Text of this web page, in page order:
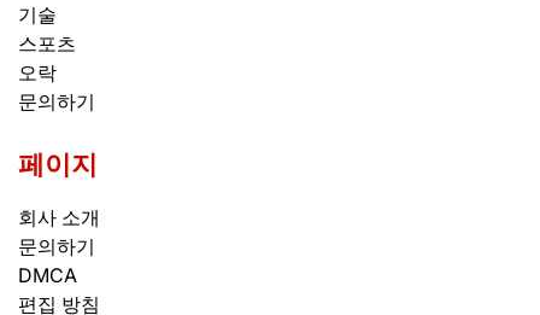
기술
스포츠
오락
문의하기
페이지
회사 소개
문의하기
DMCA
편집 방침